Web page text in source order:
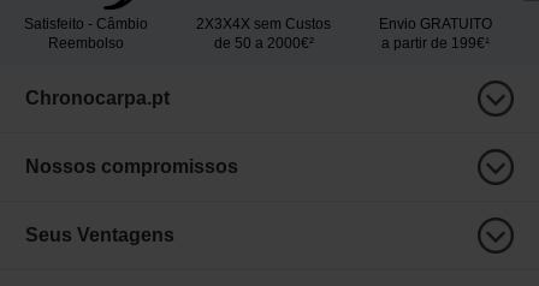
Satisfeito - Câmbio
Reembolso
2X3X4X sem Custos
de 50 a 2000€²
Envio GRATUITO
a partir de 199€¹
Chronocarpa.pt
Nossos compromissos
Seus Ventagens